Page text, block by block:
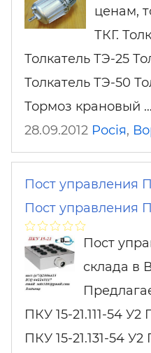
ценам,
ТКГ.
Толкатель ТЭ-25
Толкатель ТЭ-50
Тормоз крановый …
28.09.2012 Росія,
Пост управления
Пост управления
Пост
склада в
ПКУ 15-21.111-54 У2
ПКУ 15-21.131-54